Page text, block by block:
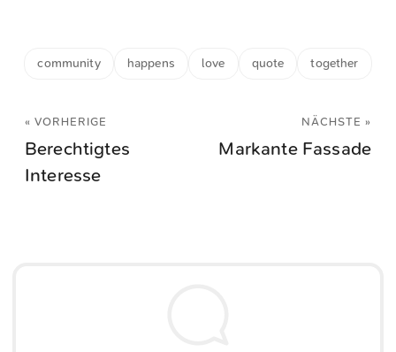
community happens love quote together
« VORHERIGE
Berechtigtes
Interesse
NÄCHSTE »
Markante Fassade